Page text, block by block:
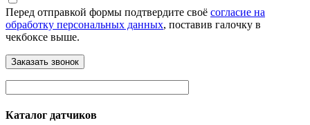
Перед отправкой формы подтвердите своё согласие на
обработку персональных данных, поставив галочку в
чекбоксе выше.
Каталог датчиков